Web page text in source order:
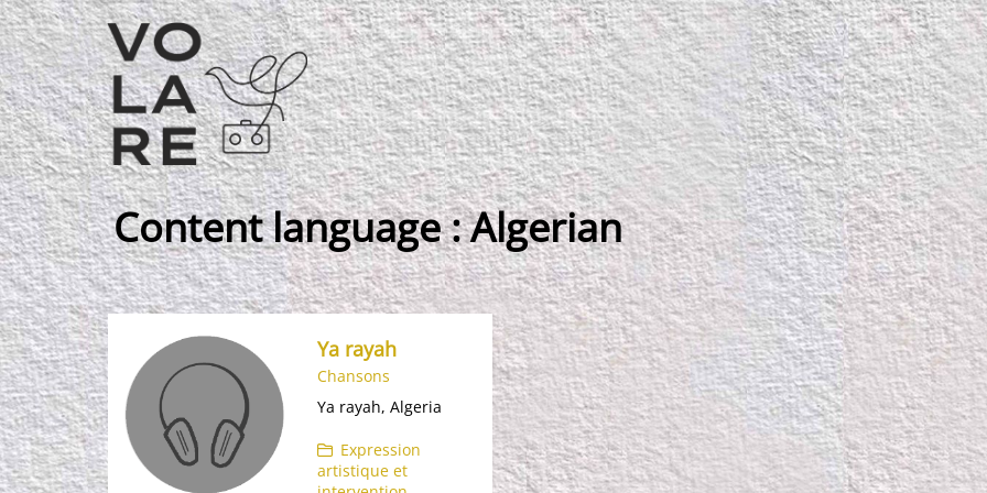
Navigation
principale
Content language :Algerian
Ya rayah
Chansons
Ya rayah, Algeria
Expression
artistique et